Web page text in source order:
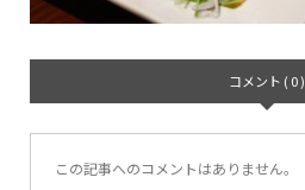
コメント ( 0 )
この記事へのコメントはありません。